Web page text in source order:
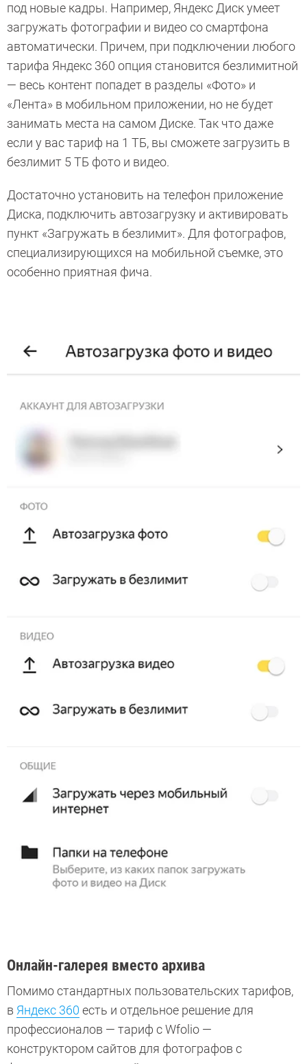
под новые кадры. Например, Яндекс Диск умеет
загружать фотографии и видео со смартфона
автоматически. Причем, при подключении любого
тарифа Яндекс 360 опция становится безлимитной
— весь контент попадет в разделы «Фото» и
«Лента» в мобильном приложении, но не будет
занимать места на самом Диске. Так что даже
если у вас тариф на 1 ТБ, вы сможете загрузить в
безлимит 5 ТБ фото и видео.
Достаточно установить на телефон приложение
Диска, подключить автозагрузку и активировать
пункт «Загружать в безлимит». Для фотографов,
специализирующихся на мобильной съемке, это
особенно приятная фича.
Онлайн-галерея вместо архива
Помимо стандартных пользовательских тарифов,
в Яндекс 360 есть и отдельное решение для
профессионалов — тариф с Wfolio —
конструктором сайтов для фотографов с